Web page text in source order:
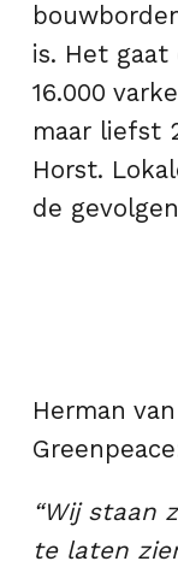
is. Het gaat
16.000
maar liefst
Horst.
de
Herman
“Wij staan
te laten